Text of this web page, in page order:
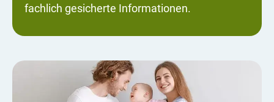
fachlich gesicherte Informationen.